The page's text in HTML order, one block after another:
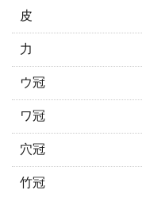
皮
力
ウ冠
ワ冠
穴冠
竹冠